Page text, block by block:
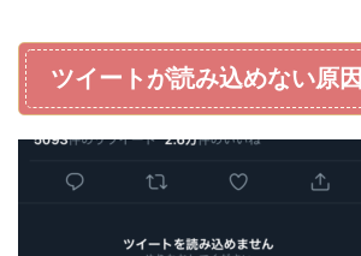
ツイートが読み込めない原因